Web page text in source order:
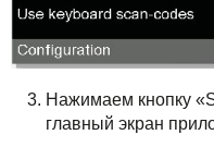
Нажимаем кнопку
главный экран